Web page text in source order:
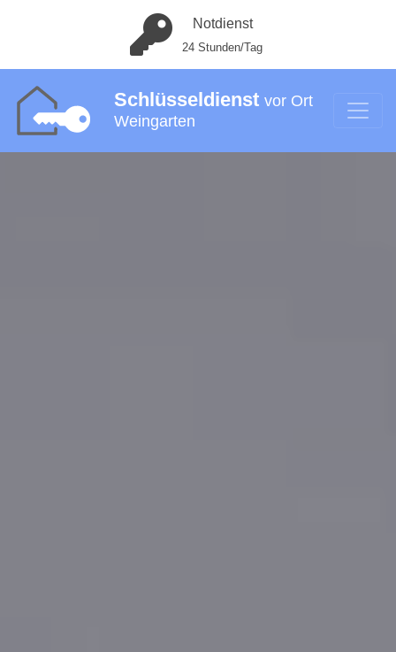
Notdienst
24 Stunden/Tag
Schlüsseldienst vor Ort
Weingarten